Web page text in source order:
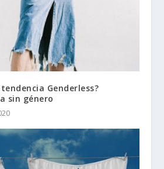
Genderless?
sin género